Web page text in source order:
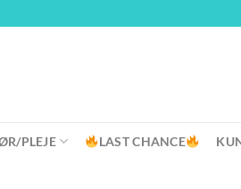
PLEJE LAST CHANCE